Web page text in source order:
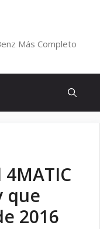
Más Completo
4MATIC
que
2016